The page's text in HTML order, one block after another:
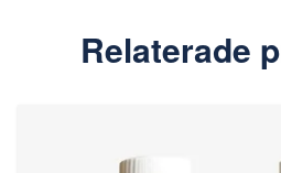
Relaterade